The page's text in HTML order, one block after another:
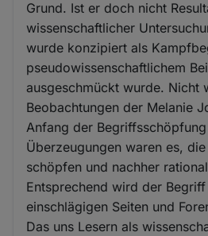
Grund. Ist er doch nicht
wissenschaftlicher
wurde konzipiert als
pseudowissenschaftlichem
ausgeschmückt wurde. Nicht
Beobachtungen der Melanie
Anfang der
Überzeugungen waren es,
schöpfen und nachher
Entsprechend wird der
einschlägigen Seiten und
Das uns Lesern als